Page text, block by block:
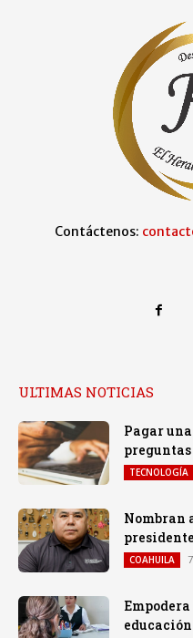
Contáctenos:
ULTIMAS NOTICIAS
Pagar
preguntas
TECNOLOGÍA
Nombran
COAHUILA